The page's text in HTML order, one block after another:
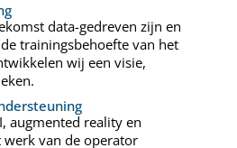
data-gedreven zijn en
trainingsbehoefte van het
wij een visie,
augmented reality en
van de operator